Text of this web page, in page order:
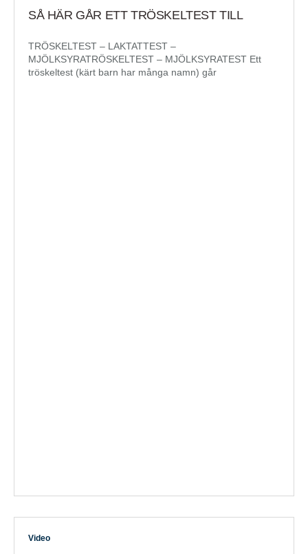
SÅ HÄR GÅR ETT TRÖSKELTEST TILL
TRÖSKELTEST – LAKTATTEST –
MJÖLKSYRATRÖSKELTEST – MJÖLKSYRATEST Ett
tröskeltest (kärt barn har många namn) går
Video